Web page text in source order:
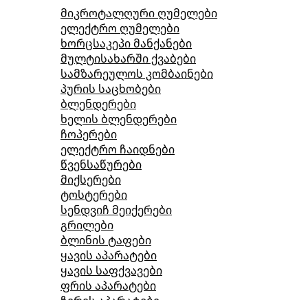
მიკროტალღური ღუმელები
ელექტრო ღუმელები
ხორცსაკეპი მანქანები
მულტისახარში ქვაბები
სამზარეულოს კომბაინები
პურის საცხობები
ბლენდერები
ხელის ბლენდერები
ჩოპერები
ელექტრო ჩაიდნები
წვენსაწურები
მიქსერები
ტოსტერები
სენდვიჩ მეიქერები
გრილები
ბლინის ტაფები
ყავის აპარატები
ყავის საფქვავები
ფრის აპარატები